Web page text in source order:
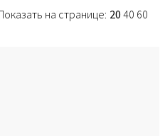
на странице: 2040 60